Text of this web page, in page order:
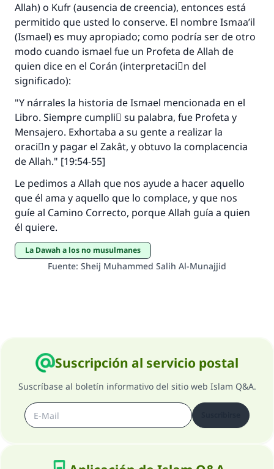
Allah) o Kufr (ausencia de creencia), entonces está
permitido que usted lo conserve. El nombre Ismaa’il
(Ismael) es muy apropiado; como podría ser de otro
modo cuando ismael fue un Profeta de Allah de
quien dice en el Corán (interpretaciَn del
significado):
"Y nárrales la historia de Ismael mencionada en el
Libro. Siempre cumpliَ su palabra, fue Profeta y
Mensajero. Exhortaba a su gente a realizar la
oraciَn y pagar el Zakât, y obtuvo la complacencia
de Allah." [19:54-55]
Le pedimos a Allah que nos ayude a hacer aquello
que él ama y aquello que lo complace, y que nos
guíe al Camino Correcto, porque Allah guía a quien
él quiere.
La Dawah a los no musulmanes
Fuente: Sheij Muhammed Salih Al-Munajjid
Suscripción al servicio postal
Suscríbase al boletín informativo del sitio web Islam Q&A.